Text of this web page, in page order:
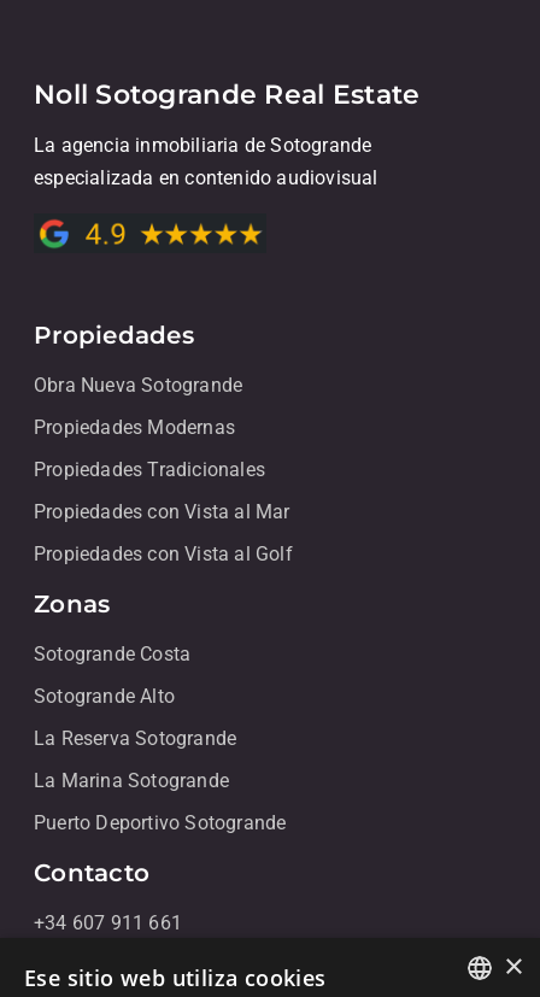
Noll Sotogrande Real Estate
La agencia inmobiliaria de Sotogrande
especializada en contenido audiovisual
Propiedades
Obra Nueva Sotogrande
Propiedades Modernas
Propiedades Tradicionales
Propiedades con Vista al Mar
Propiedades con Vista al Golf
Zonas
Sotogrande Costa
Sotogrande Alto
La Reserva Sotogrande
La Marina Sotogrande
Puerto Deportivo Sotogrande
Contacto
+34 607 911 661
+34 856 091 709
×
Ese sitio web utiliza cookies